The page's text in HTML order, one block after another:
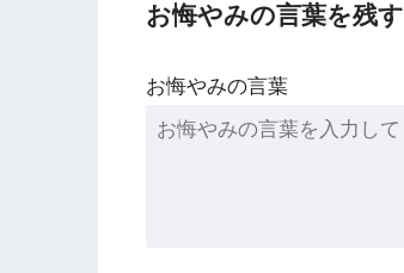
お悔やみの言葉を残す
お悔やみの言葉